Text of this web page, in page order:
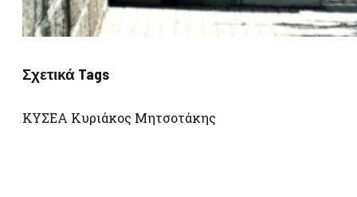
Σχετικά Tags
ΚΥΣΕΑ Κυριάκος Μητσοτάκης